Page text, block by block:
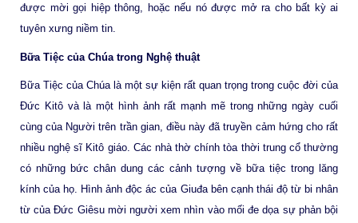
được mời gọi hiệp thông, hoặc nếu nó được mở ra cho bất kỳ ai
tuyên xưng niềm tin.
Bữa Tiệc của Chúa trong Nghệ thuật
Bữa Tiệc của Chúa là một sự kiện rất quan trọng trong cuộc đời của
Đức Kitô và là một hình ảnh rất mạnh mẽ trong những ngày cuối
cùng của Người trên trần gian, điều này đã truyền cảm hứng cho rất
nhiều nghệ sĩ Kitô giáo. Các nhà thờ chính tòa thời trung cổ thường
có những bức chân dung các cảnh tượng về bữa tiệc trong lăng
kính của họ. Hình ảnh độc ác của Giuđa bên cạnh thái độ từ bi nhân
từ của Đức Giêsu mời người xem nhìn vào mối đe dọa sự phản bội